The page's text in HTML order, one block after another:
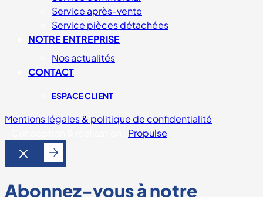
Service après-vente
Service pièces détachées
NOTRE ENTREPRISE
Nos actualités
CONTACT
ESPACE CLIENT
Mentions légales & politique de confidentialité
Propulse
Abonnez-vous à notre